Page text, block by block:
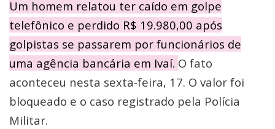
Um homem relatou ter caído em golpe
telefônico e perdido R$ 19.980,00 após
golpistas se passarem por funcionários de
uma agência bancária em Ivaí. O fato
aconteceu nesta sexta-feira, 17. O valor foi
bloqueado e o caso registrado pela Polícia
Militar.